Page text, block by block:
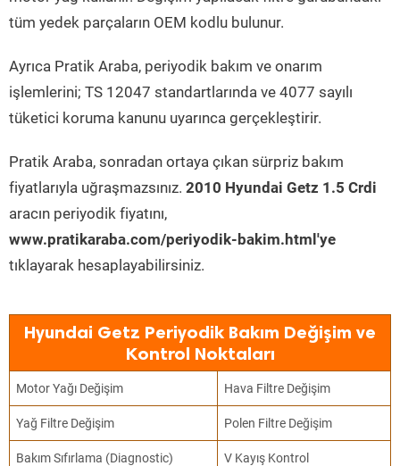
tüm yedek parçaların OEM kodlu bulunur.
Ayrıca Pratik Araba, periyodik bakım ve onarım
işlemlerini; TS 12047 standartlarında ve 4077 sayılı
tüketici koruma kanunu uyarınca gerçekleştirir.
Pratik Araba, sonradan ortaya çıkan sürpriz bakım
fiyatlarıyla uğraşmazsınız. 2010 Hyundai Getz 1.5 Crdi
aracın periyodik fiyatını,
www.pratikaraba.com/periyodik-bakim.html'ye
tıklayarak hesaplayabilirsiniz.
Hyundai Getz Periyodik Bakım Değişim ve
Kontrol Noktaları
Motor Yağı Değişim Hava Filtre Değişim
Yağ Filtre Değişim Polen Filtre Değişim
Bakım Sıfırlama (Diagnostic) V Kayış Kontrol